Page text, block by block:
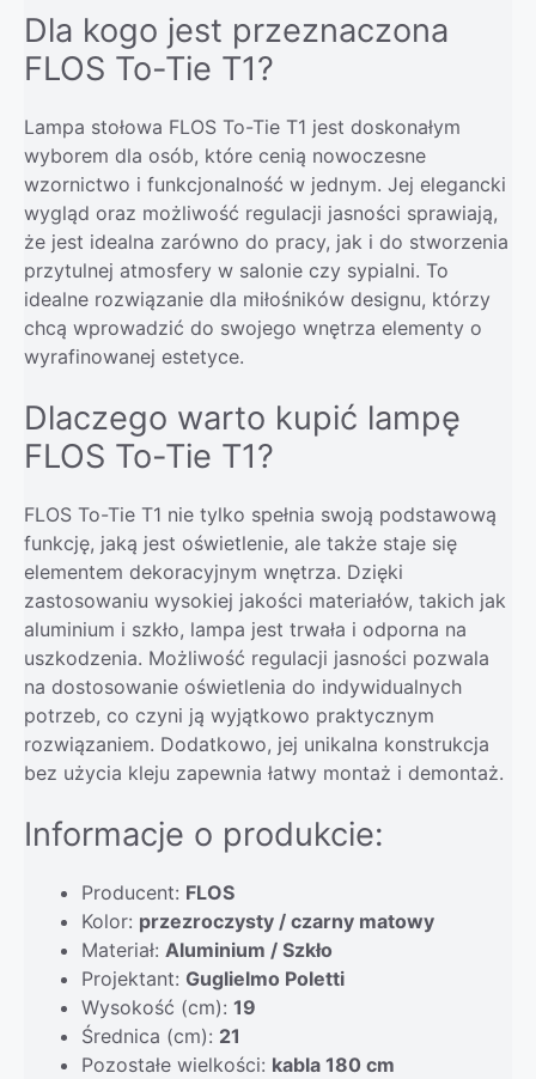
Dla kogo jest przeznaczona
FLOS To-Tie T1?
Lampa stołowa FLOS To-Tie T1 jest doskonałym
wyborem dla osób, które cenią nowoczesne
wzornictwo i funkcjonalność w jednym. Jej elegancki
wygląd oraz możliwość regulacji jasności sprawiają,
że jest idealna zarówno do pracy, jak i do stworzenia
przytulnej atmosfery w salonie czy sypialni. To
idealne rozwiązanie dla miłośników designu, którzy
chcą wprowadzić do swojego wnętrza elementy o
wyrafinowanej estetyce.
Dlaczego warto kupić lampę
FLOS To-Tie T1?
FLOS To-Tie T1 nie tylko spełnia swoją podstawową
funkcję, jaką jest oświetlenie, ale także staje się
elementem dekoracyjnym wnętrza. Dzięki
zastosowaniu wysokiej jakości materiałów, takich jak
aluminium i szkło, lampa jest trwała i odporna na
uszkodzenia. Możliwość regulacji jasności pozwala
na dostosowanie oświetlenia do indywidualnych
potrzeb, co czyni ją wyjątkowo praktycznym
rozwiązaniem. Dodatkowo, jej unikalna konstrukcja
bez użycia kleju zapewnia łatwy montaż i demontaż.
Informacje o produkcie:
Producent: FLOS
Kolor: przezroczysty / czarny matowy
Materiał: Aluminium / Szkło
Projektant: Guglielmo Poletti
Wysokość (cm): 19
Średnica (cm): 21
Pozostałe wielkości: kabla 180 cm